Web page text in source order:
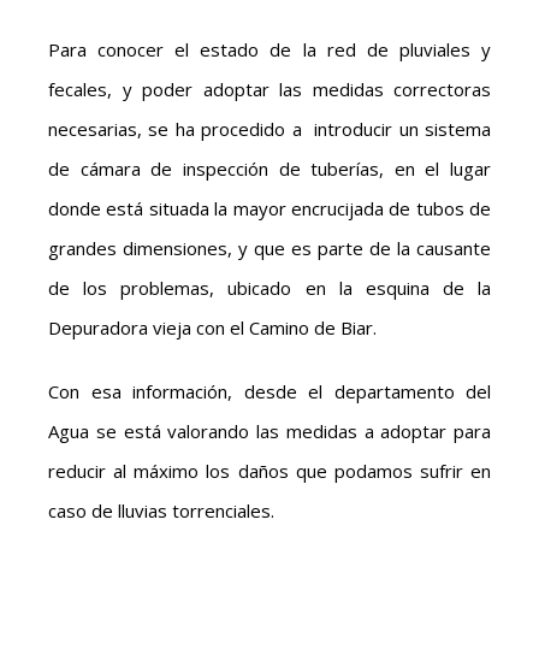
Para conocer el estado de la red de pluviales y
fecales, y poder adoptar las medidas correctoras
necesarias, se ha procedido a introducir un sistema
de cámara de inspección de tuberías, en el lugar
donde está situada la mayor encrucijada de tubos de
grandes dimensiones, y que es parte de la causante
de los problemas, ubicado en la esquina de la
Depuradora vieja con el Camino de Biar.
Con esa información, desde el departamento del
Agua se está valorando las medidas a adoptar para
reducir al máximo los daños que podamos sufrir en
caso de lluvias torrenciales.